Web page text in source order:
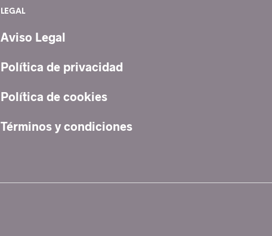
LEGAL
Aviso Legal
Política de privacidad
Política de cookies
Términos y condiciones